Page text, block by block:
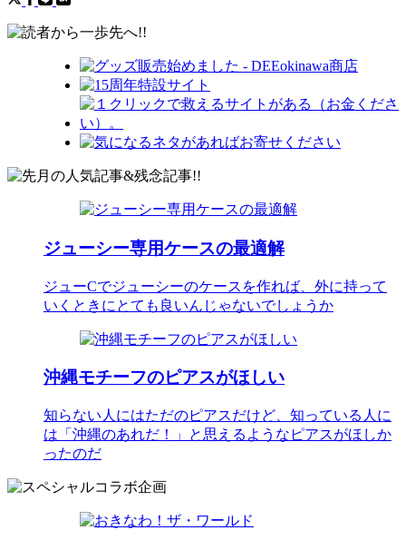
ジューシー専用ケースの最適解
ジューCでジューシーのケースを作れば、外に持って
いくときにとても良いんじゃないでしょうか
沖縄モチーフのピアスがほしい
知らない人にはただのピアスだけど、知っている人に
は「沖縄のあれだ！」と思えるようなピアスがほしか
ったのだ